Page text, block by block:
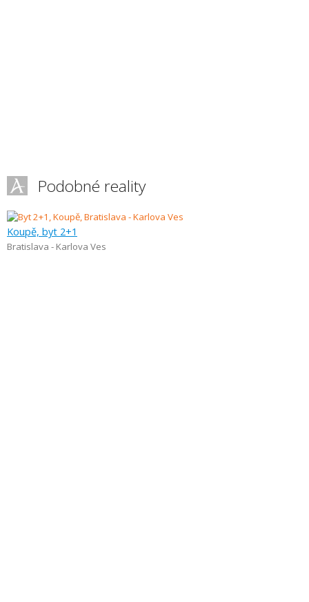
Podobné reality
Koupě, byt 2+1
Bratislava - Karlova Ves